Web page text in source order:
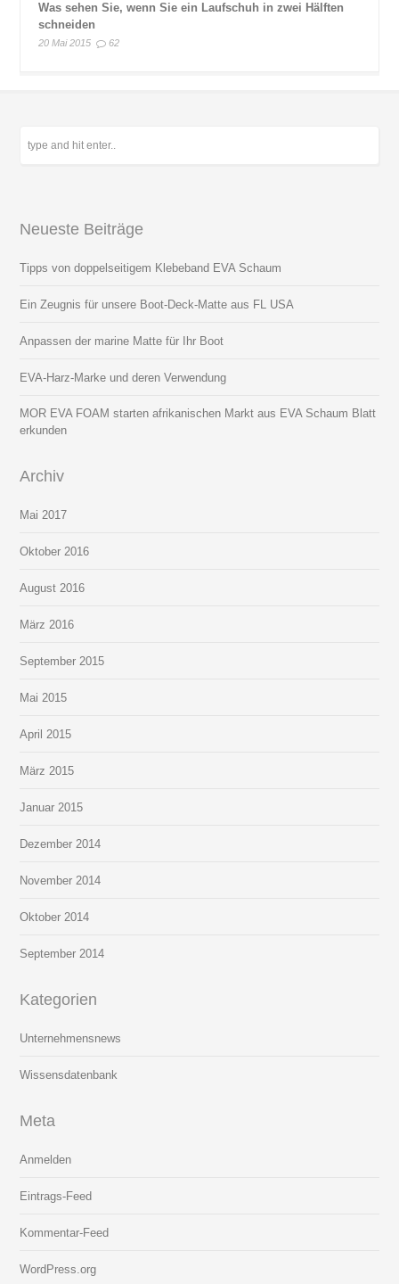
Was sehen Sie, wenn Sie ein Laufschuh in zwei Hälften
schneiden
20 Mai 2015 62
Neueste Beiträge
Tipps von doppelseitigem Klebeband EVA Schaum
Ein Zeugnis für unsere Boot-Deck-Matte aus FL USA
Anpassen der marine Matte für Ihr Boot
EVA-Harz-Marke und deren Verwendung
MOR EVA FOAM starten afrikanischen Markt aus EVA Schaum Blatt
erkunden
Archiv
Mai 2017
Oktober 2016
August 2016
März 2016
September 2015
Mai 2015
April 2015
März 2015
Januar 2015
Dezember 2014
November 2014
Oktober 2014
September 2014
Kategorien
Unternehmensnews
Wissensdatenbank
Meta
Anmelden
Eintrags-Feed
Kommentar-Feed
WordPress.org